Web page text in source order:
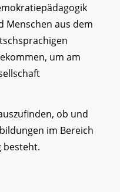
Menschen aus dem
um am
ob und
im Bereich
besteht.